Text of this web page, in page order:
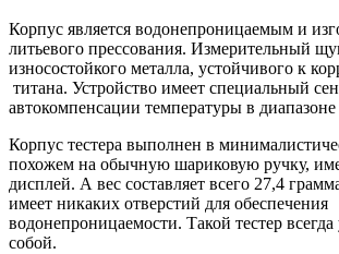
Корпус является водонепроницаемым и
литьевого прессования. Измерительный
износостойкого металла, устойчивого к
титана. Устройство имеет специальный
автокомпенсации температуры в
Корпус тестера выполнен в
похожем на обычную шариковую ручку,
дисплей. А вес составляет всего 27,4
имеет никаких отверстий для обеспечения
водонепроницаемости. Такой тестер всегда
собой.